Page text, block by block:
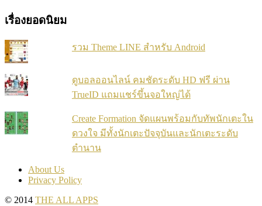
เรื่องยอดนิยม
รวม Theme LINE สำหรับ Android
ดูบอลออนไลน์ คมชัดระดับ HD ฟรี ผ่าน
TrueID แถมแชร์ขึ้นจอใหญ่ได้
Create Formation จัดแผนพร้อมกับทัพนักเตะใน
ดวงใจ มีทั้งนักเตะปัจจุบันและนักเตะระดับ
ตำนาน
About Us
Privacy Policy
© 2014 THE ALL APPS